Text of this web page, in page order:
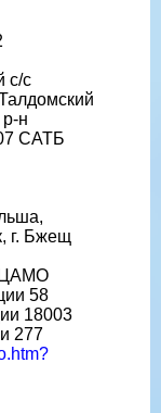
с/с
н
САТБ
г. Бжещ
ЦАМО
58
18003
277